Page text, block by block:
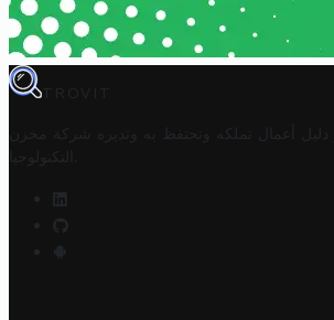
TROVIT
أعمال تملكه وتحتفظ به وتديره
شركة مخزن
التكنولوجيا